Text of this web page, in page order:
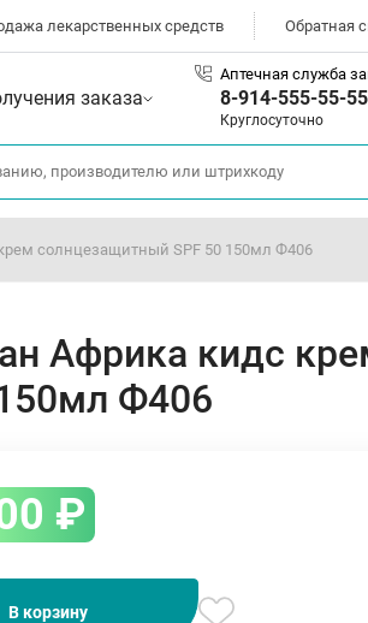
лекарственных средств Обратная
заказа
Аптечная служба
8-914-555-55-55
Круглосуточно
солнцезащитный SPF 50 150мл Ф406
Африка кидс
Ф406
₽
В корзину